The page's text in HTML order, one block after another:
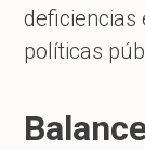
deficiencias
políticas